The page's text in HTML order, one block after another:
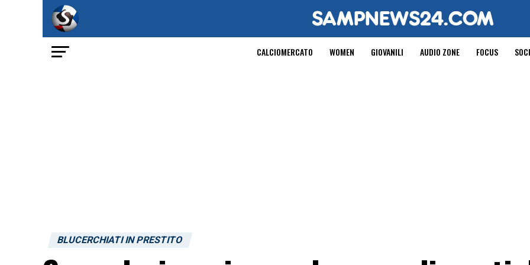
CALCIOMERCATO WOMEN GIOVANILI AUDIO ZONE FOCUS
BLUCERCHIATI IN PRESTITO